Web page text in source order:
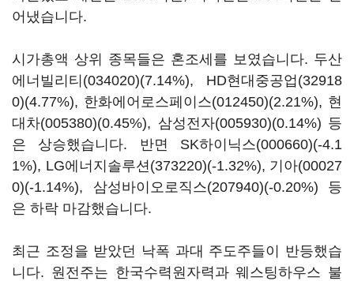
어냈습니다.
시가총액 상위 종목들은 혼조세를 보였습니다. 두산
에너빌리티(034020)(7.14%), HD현대중공업(32918
0)(4.77%), 한화에어로스페이스(012450)(2.21%), 현
대차(005380)(0.45%), 삼성전자(005930)(0.14%) 등
은 상승했습니다. 반면 SK하이닉스(000660)(-4.1
1%), LG에너지솔루션(373220)(-1.32%), 기아(00027
0)(-1.14%), 삼성바이오로직스(207940)(-0.20%) 등
은 하락 마감했습니다.
최근 조정을 받았던 낙폭 과대 주도주들이 반등했습
니다. 원전주는 한국수력원자력과 웨스팅하우스 불